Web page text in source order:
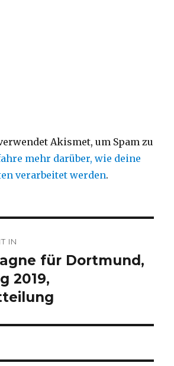
Akismet, um Spam zu
mehr darüber, wie deine
verarbeitet werden.
IN
für Dortmund,
2019,